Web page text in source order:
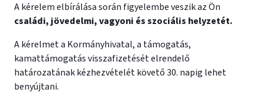
A kérelem elbírálása során figyelembe veszik az Ön
családi, jövedelmi, vagyoni és szociális helyzetét.
A kérelmet a Kormányhivatal, a támogatás,
kamattámogatás visszafizetését elrendelő
határozatának kézhezvételét követő 30. napig lehet
benyújtani.